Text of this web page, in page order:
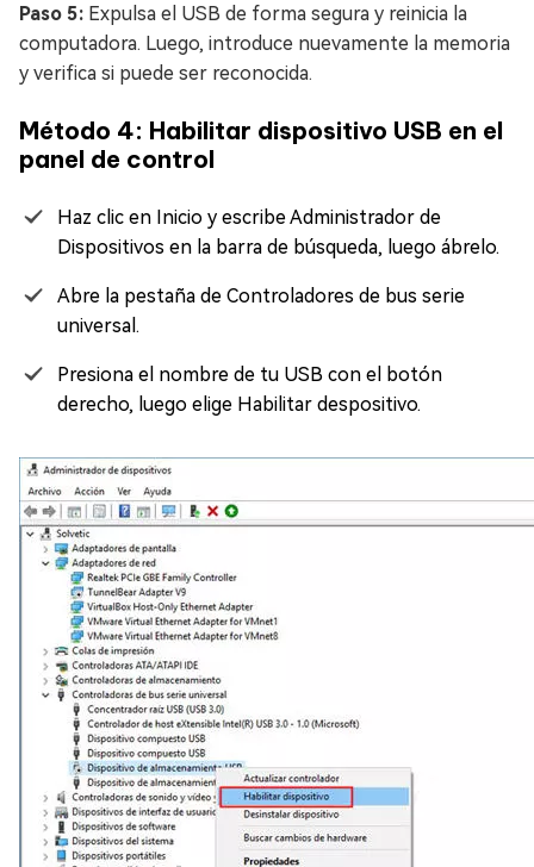
Paso 5: Expulsa el USB de forma segura y reinicia la
computadora. Luego, introduce nuevamente la memoria
y verifica si puede ser reconocida.
Método 4: Habilitar dispositivo USB en el
panel de control
Haz clic en Inicio y escribe Administrador de
Dispositivos en la barra de búsqueda, luego ábrelo.
Abre la pestaña de Controladores de bus serie
universal.
Presiona el nombre de tu USB con el botón
derecho, luego elige Habilitar despositivo.